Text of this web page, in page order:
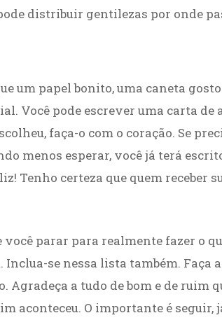
distribuir gentilezas por onde
um papel bonito, uma caneta
Você pode escrever uma carta de
faça-o com o coração. Se
menos esperar, você já terá
Tenho certeza que quem receber
parar para realmente fazer o
se nessa lista também. Faça
a tudo de bom e de ruim
aconteceu. O importante é seguir,